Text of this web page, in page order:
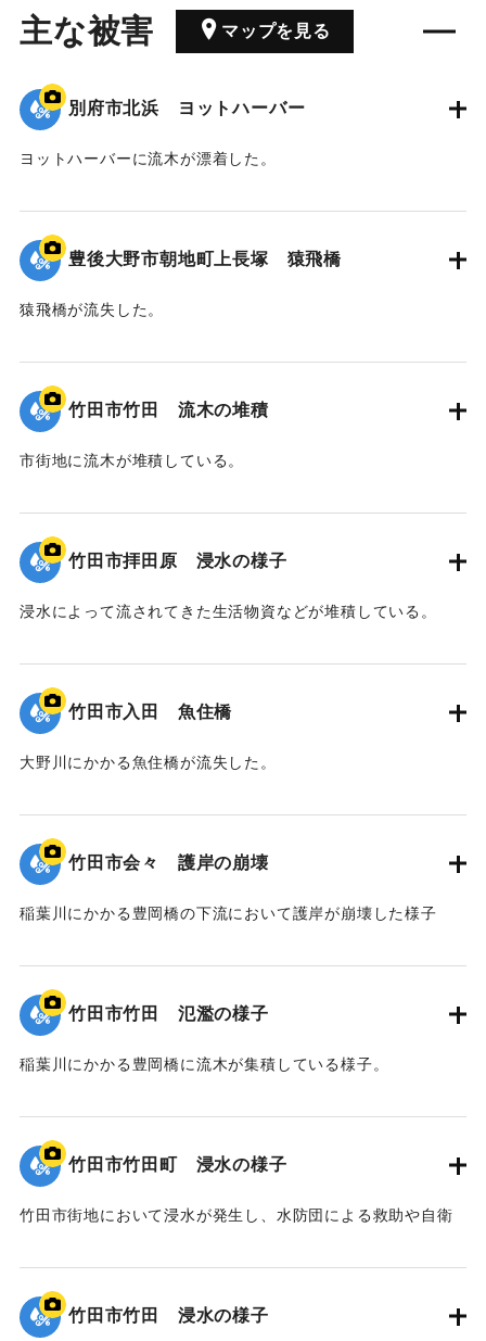
主な被害 マップを見る
別府市北浜 ヨットハーバー
ヨットハーバーに流木が漂着した。
｜固有コード:00990082
豊後大野市朝地町上長塚 猿飛橋
猿飛橋が流失した。
｜固有コード:00990081
竹田市竹田 流木の堆積
市街地に流木が堆積している。
｜固有コード:00990080
竹田市拝田原 浸水の様子
浸水によって流されてきた生活物資などが堆積している。
｜固有コード:00990079
竹田市入田 魚住橋
大野川にかかる魚住橋が流失した。
｜固有コード:00990078
竹田市会々 護岸の崩壊
稲葉川にかかる豊岡橋の下流において護岸が崩壊した様子
｜固有コード:00990077
竹田市竹田 氾濫の様子
稲葉川にかかる豊岡橋に流木が集積している様子。
｜固有コード:00990076
竹田市竹田町 浸水の様子
竹田市街地において浸水が発生し、水防団による救助や自衛
｜固有コード:
竹田市竹田 浸水の様子